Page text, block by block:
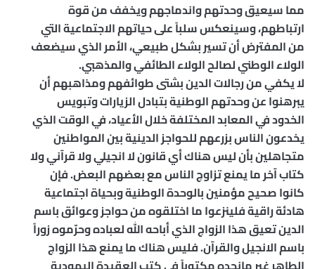
مما سيعيق وحدتهم واندماجهم ويخفف من قوة
ارتباطهم، وسينعكس سلباً على حياتهم الاجتماعية التي
من المفترض أن تسير بشكل طبيعي، الأمر الذي سيضعف
الولاء الوطني لصالح الولاء الطائفي والمذهبي.
لا يكفي من رجالات الدين بشتى طوائفهم ومذاهبهم أن
يبرهنوا عن وحدتهم الوطنية بتبادل الزيارات وتبويس
الخدود في المعابد المختلفة خلال الأعياد، في الوقت الذي
يخدعون الناس بزرعهم للحواجز الدينية بين المواطنين
متجاهلين بأن ليس هناك أي قانون لا انجيلي ولا قرآني ولا
كتاب آخر ما يمنع تزاوج الناس مع بعضهم البعض. فإن
كانوا صحيح مؤمنين بالوحدة الوطنية وبحياة اجتماعية
هادئة راقية فلينزعوا ما اختلقوه من حواجز وعوائق باسم
الدين تعيق هذا الزواج الذي أباحه الله لعباده وحرّموه زوراً
باسم الانجيل والقرآن. فليس هناك ما يمنع هذا الزواج